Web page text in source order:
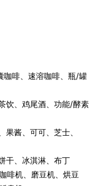
咖啡、速溶咖啡、瓶/罐
饮、鸡尾酒、功能/酵素
果酱、可可、芝士、
干、冰淇淋、布丁
啡机、磨豆机、烘豆